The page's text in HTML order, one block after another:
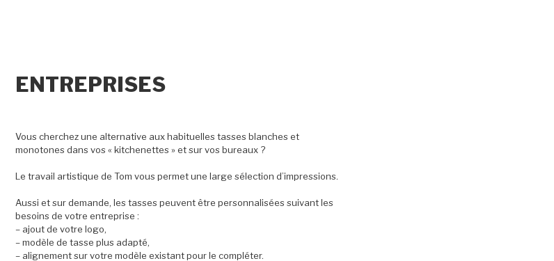
ENTREPRISES
Vous cherchez une alternative aux habituelles tasses blanches et
monotones dans vos « kitchenettes » et sur vos bureaux ?
Le travail artistique de Tom vous permet une large sélection d’impressions.
Aussi et sur demande, les tasses peuvent être personnalisées suivant les
besoins de votre entreprise :
– ajout de votre logo,
– modèle de tasse plus adapté,
– alignement sur votre modèle existant pour le compléter.